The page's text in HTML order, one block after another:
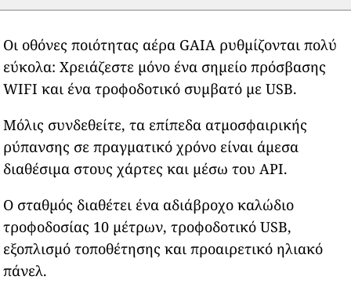
Οι οθόνες ποιότητας αέρα GAIA ρυθμίζονται πολύ
εύκολα: Χρειάζεστε μόνο ένα σημείο πρόσβασης
WIFI και ένα τροφοδοτικό συμβατό με USB.
Μόλις συνδεθείτε, τα επίπεδα ατμοσφαιρικής
ρύπανσης σε πραγματικό χρόνο είναι άμεσα
διαθέσιμα στους χάρτες και μέσω του API.
Ο σταθμός διαθέτει ένα αδιάβροχο καλώδιο
τροφοδοσίας 10 μέτρων, τροφοδοτικό USB,
εξοπλισμό τοποθέτησης και προαιρετικό ηλιακό
πάνελ.